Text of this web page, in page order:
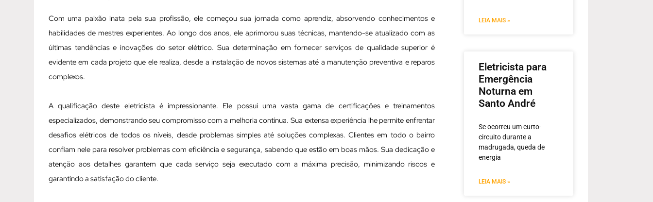
Com uma paixão inata pela sua profissão, ele começou sua jornada como aprendiz, absorvendo conhecimentos e
habilidades de mestres experientes. Ao longo dos anos, ele aprimorou suas técnicas, mantendo-se atualizado com as
últimas tendências e inovações do setor elétrico. Sua determinação em fornecer serviços de qualidade superior é
evidente em cada projeto que ele realiza, desde a instalação de novos sistemas até a manutenção preventiva e reparos
complexos.
A qualificação deste eletricista é impressionante. Ele possui uma vasta gama de certificações e treinamentos
especializados, demonstrando seu compromisso com a melhoria contínua. Sua extensa experiência lhe permite enfrentar
desafios elétricos de todos os níveis, desde problemas simples até soluções complexas. Clientes em todo o bairro
confiam nele para resolver problemas com eficiência e segurança, sabendo que estão em boas mãos. Sua dedicação e
atenção aos detalhes garantem que cada serviço seja executado com a máxima precisão, minimizando riscos e
garantindo a satisfação do cliente.
LEIA MAIS »
Eletricista para
Emergência
Noturna em
Santo André
Se ocorreu um curto-
circuito durante a
madrugada, queda de
energia
LEIA MAIS »